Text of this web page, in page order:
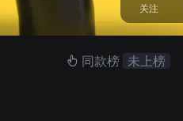
关注
同款榜 未上榜